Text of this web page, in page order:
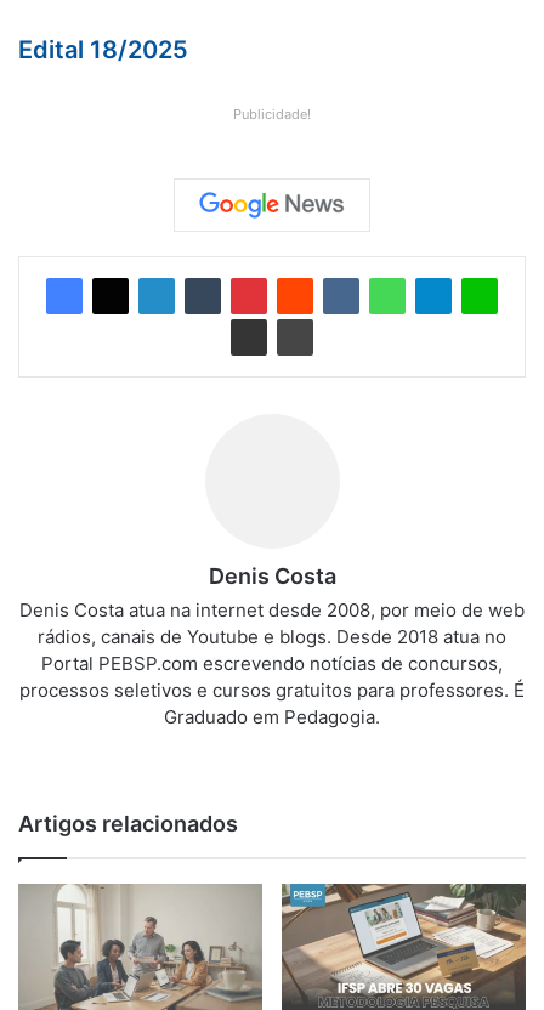
Edital 18/2025
Publicidade!
Denis Costa
Denis Costa atua na internet desde 2008, por meio de web
rádios, canais de Youtube e blogs. Desde 2018 atua no
Portal PEBSP.com escrevendo notícias de concursos,
processos seletivos e cursos gratuitos para professores. É
Graduado em Pedagogia.
Artigos relacionados